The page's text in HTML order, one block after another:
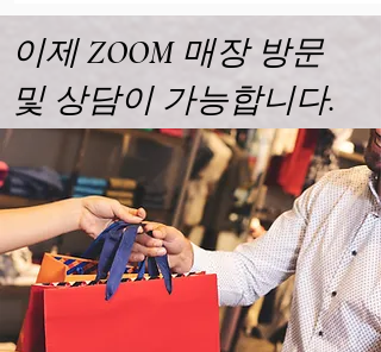
이제 ZOOM 매장 방문
및 상담이 가능합니다.